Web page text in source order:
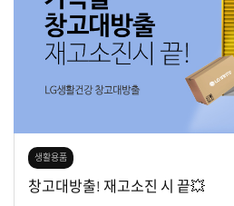
생활용품
창고대방출! 재고소진 시 끝💥